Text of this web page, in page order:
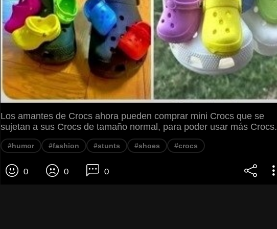
Los amantes de Crocs ahora pueden comprar mini Crocs que se
sujetan a sus Crocs de tamaño normal, para poder usar más Crocs.
#humor #fashion #stunts #shoes #crocs
0 0 0